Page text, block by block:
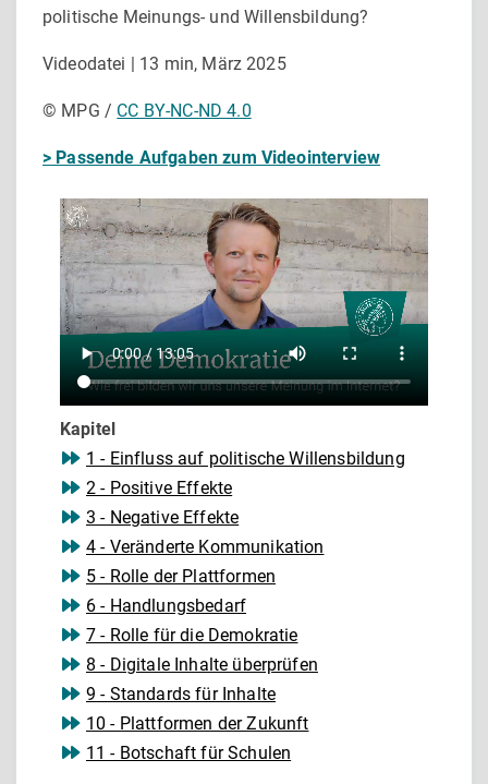
politische Meinungs- und Willensbildung?
Videodatei | 13 min, März 2025
© MPG / CC BY-NC-ND 4.0
> Passende Aufgaben zum Videointerview
Kapitel
1 - Einfluss auf politische Willensbildung
2 - Positive Effekte
3 - Negative Effekte
4 - Veränderte Kommunikation
5 - Rolle der Plattformen
6 - Handlungsbedarf
7 - Rolle für die Demokratie
8 - Digitale Inhalte überprüfen
9 - Standards für Inhalte
10 - Plattformen der Zukunft
11 - Botschaft für Schulen